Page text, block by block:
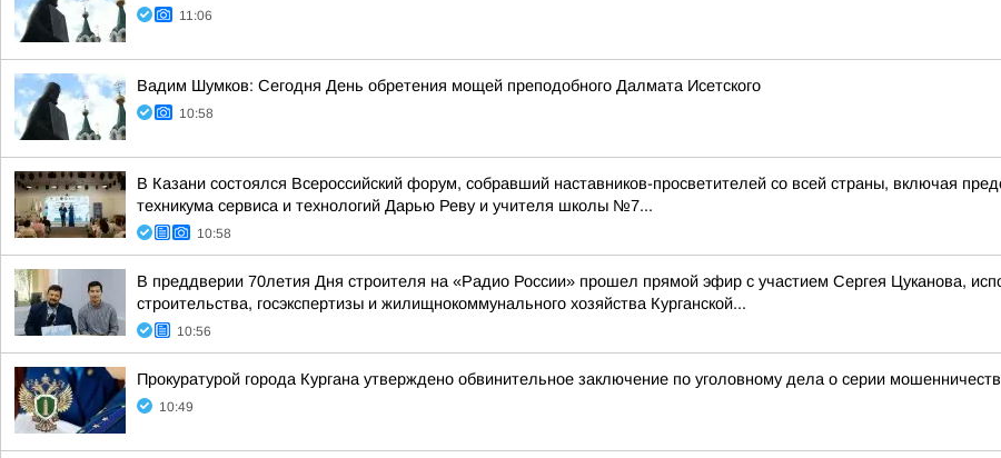
11:06
Вадим Шумков: Сегодня День обретения мощей преподобного Далмата Исетского
10:58
В Казани состоялся Всероссийский форум, собравший наставников-просветителей со всей страны, включая
техникума сервиса и технологий Дарью Реву и учителя школы №7...
10:58
В преддверии 70летия Дня строителя на «Радио России» прошел прямой эфир с участием Сергея Цуканова,
строительства, госэкспертизы и жилищнокоммунального хозяйства Курганской...
10:56
Прокуратурой города Кургана утверждено обвинительное заключение по уголовному дела о серии
10:49